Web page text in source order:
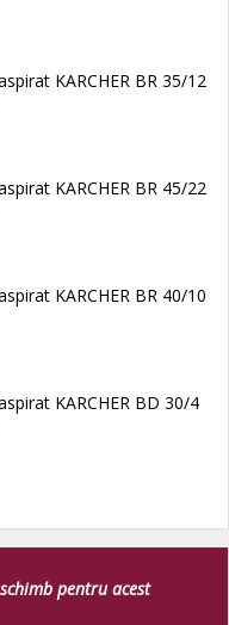
KARCHER BR 35/12
KARCHER BR 45/22
KARCHER BR 40/10
KARCHER BD 30/4
pentru acest